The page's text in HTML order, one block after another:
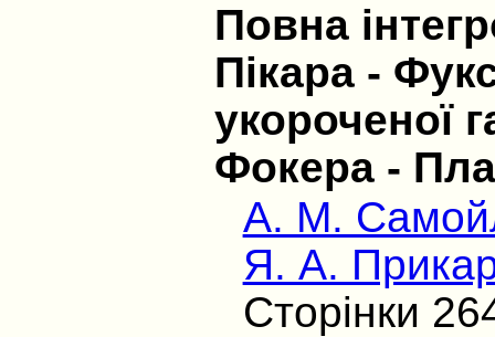
Повна
Пікара -
укороченої
Фокера -
А. М.
Я. А.
Сторінки